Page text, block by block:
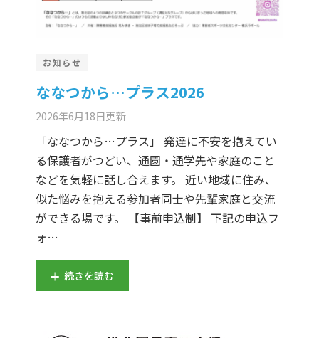
お知らせ
ななつから…プラス2026
2026年6月18日更新
「ななつから…プラス」 発達に不安を抱えてい
る保護者がつどい、通園・通学先や家庭のこと
などを気軽に話し合えます。 近い地域に住み、
似た悩みを抱える参加者同士や先輩家庭と交流
ができる場です。 【事前申込制】 下記の申込フ
ォ…
続きを読む